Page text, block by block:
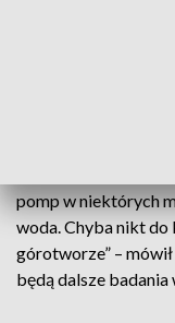
pomp w niektórych
woda. Chyba nikt do
górotworze” –
będą dalsze badania